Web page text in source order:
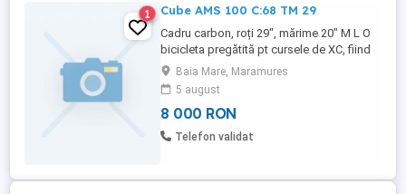
1 Cube AMS 100 C:68 TM 29
Cadru carbon, roți 29", mărime 20" M L O
bicicleta pregătită pt cursele de XC, fiind
rapidă pe urcări datorită greutății de doar
11,8kg cu tot cu dropper și pedale. A
costat de nouă 4.000 de euro, dar s-a
făcut upgrade la schimbător, manetă
schimbător și pedalier XX1, din fabrică
Baia Mare, Maramures
5 august
8 000 RON
Telefon validat